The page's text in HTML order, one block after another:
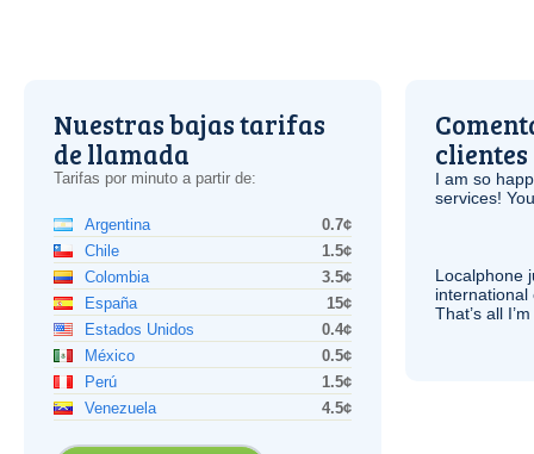
Nuestras bajas tarifas
de llamada
Tarifas por minuto a partir de:
Argentina
0.7¢
Chile
1.5¢
Colombia
3.5¢
España
15¢
Estados Unidos
0.4¢
México
0.5¢
Perú
1.5¢
Venezuela
4.5¢
clientes
I am so
services!
Localphone
international
That’s all